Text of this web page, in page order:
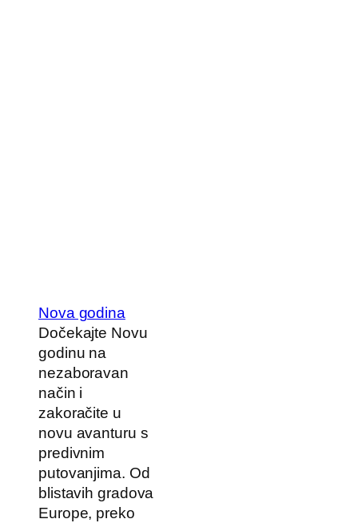
Nova godina
Dočekajte Novu
godinu na
nezaboravan
način i
zakoračite u
novu avanturu s
predivnim
putovanjima. Od
blistavih gradova
Europe, preko